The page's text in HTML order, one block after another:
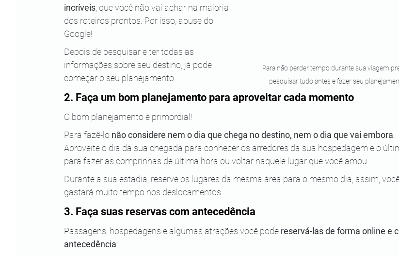
Para não perder tempo durante sua viagem
pesquisar tudo antes e fazer seu
incríveis , que você não vai achar na maioria
dos roteiros prontos. Por isso, abuse do
Google!
Depois de pesquisar e ter todas as
informações sobre seu destino, já pode
começar o seu planejamento.
2. Faça um bom planejamento para aproveitar cada momento
O bom planejamento é primordial!
Para fazê-lo não considere nem o dia que chega no destino, nem o dia que vai embora
Aproveite o dia da sua chegada para conhecer os arredores da sua hospedagem e o
para fazer as comprinhas de última hora ou voltar naquele lugar que você amou.
Durante a sua estadia, reserve os lugares da mesma área para o mesmo dia, assim,
gastará muito tempo nos deslocamentos.
3. Faça suas reservas com antecedência
Passagens, hospedagens e algumas atrações você pode reservá-las de forma online e
antecedência